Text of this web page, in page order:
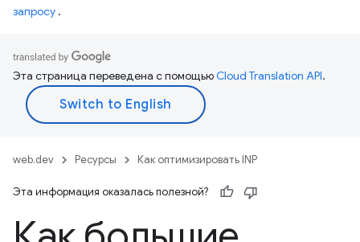
запросу .
Эта страница переведена с помощьюCloud Translation API.
web.dev Ресурсы Как оптимизировать INP
Эта информация оказалась полезной?